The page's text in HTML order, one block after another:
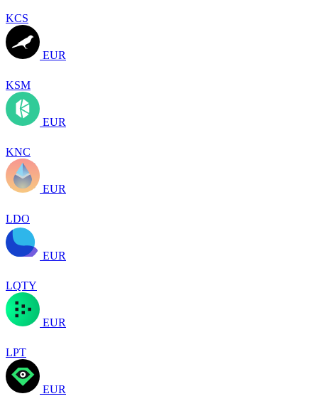
KCS
EUR
KSM
EUR
KNC
EUR
LDO
EUR
LQTY
EUR
LPT
EUR